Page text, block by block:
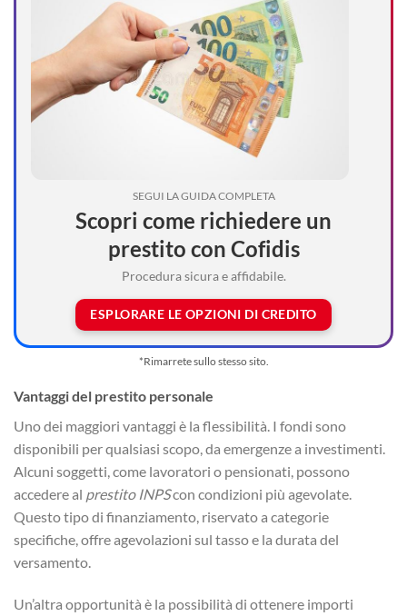
SEGUI LA GUIDA COMPLETA
Scopri come richiedere un
prestito con Cofidis
Procedura sicura e affidabile.
ESPLORARE LE OPZIONI DI CREDITO
*Rimarrete sullo stesso sito.
Vantaggi del prestito personale
Uno dei maggiori vantaggi è la flessibilità. I fondi sono
disponibili per qualsiasi scopo, da emergenze a investimenti.
Alcuni soggetti, come lavoratori o pensionati, possono
accedere al prestito INPScon condizioni più agevolate.
Questo tipo di finanziamento, riservato a categorie
specifiche, offre agevolazioni sul tasso e la durata del
versamento.
Un’altra opportunità è la possibilità di ottenere importi